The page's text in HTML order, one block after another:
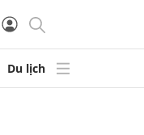
Du lịch